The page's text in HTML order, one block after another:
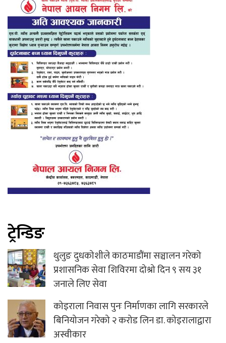
ट्रेन्डिङ
थुलुङ दुधकोशीले काठमाडौंमा सञ्चालन गरेको
प्रशासनिक सेवा शिविरमा दोश्रो दिन ९ सय ३१
जनाले लिए सेवा
कोइराला निवास पुनः निर्माणका लागि सरकारले
बिनियोजन गरेको २ करोड लिन डा. कोइरालाद्वारा
अस्वीकार